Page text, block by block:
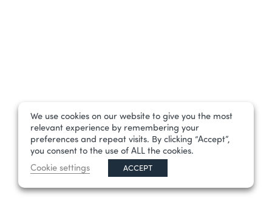
We use cookies on our website to give you the most
relevant experience by remembering your
preferences and repeat visits. By clicking “Accept”,
you consent to the use of ALL the cookies.
Cookie settings
ACCEPT